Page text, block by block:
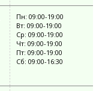
Пн: 09:00-19:00
Вт: 09:00-19:00
Ср: 09:00-19:00
Чт: 09:00-19:00
Пт: 09:00-19:00
Сб: 09:00-16:30